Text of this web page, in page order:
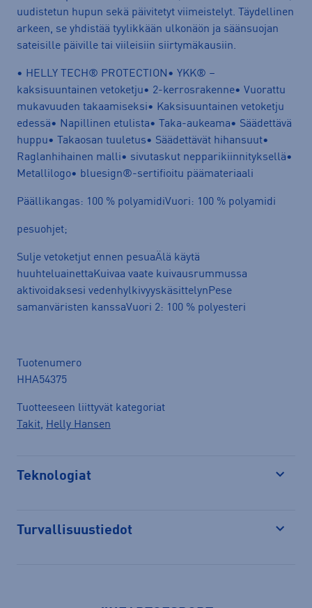
uudistetun hupun sekä päivitetyt viimeistelyt. Täydellinen
arkeen, se yhdistää tyylikkään ulkonäön ja säänsuojan
sateisille päiville tai viileisiin siirtymäkausiin.
• HELLY TECH® PROTECTION• YKK® –
kaksisuuntainen vetoketju• 2-kerrosrakenne• Vuorattu
mukavuuden takaamiseksi• Kaksisuuntainen vetoketju
edessä• Napillinen etulista• Taka-aukeama• Säädettävä
huppu• Takaosan tuuletus• Säädettävät hihansuut•
Raglanhihainen malli• sivutaskut nepparikiinnityksellä•
Metallilogo• bluesign®-sertifioitu päämateriaali
Päällikangas: 100 % polyamidiVuori: 100 % polyamidi
pesuohjet;
Sulje vetoketjut ennen pesuaÄlä käytä
huuhteluainettaKuivaa vaate kuivausrummussa
aktivoidaksesi vedenhylkivyyskäsittelynPese
samanväristen kanssaVuori 2: 100 % polyesteri
Tuotenumero
HHA54375
Tuotteeseen liittyvät kategoriat
Takit, Helly Hansen
Teknologiat
Turvallisuustiedot